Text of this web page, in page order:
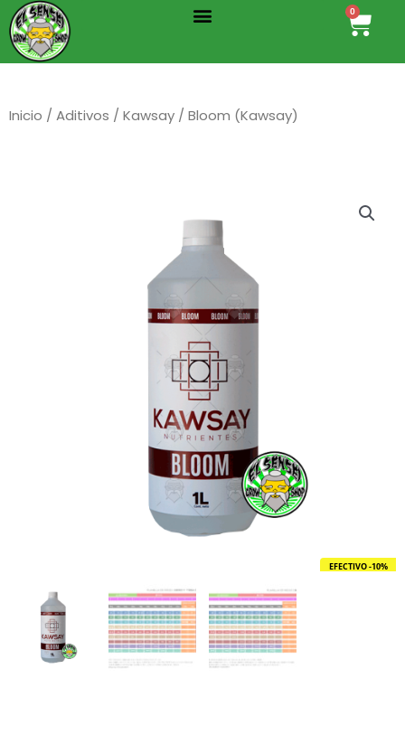
al
contenido
Menu 0
Cart
Inicio / Aditivos / Kawsay / Bloom (Kawsay)
EFECTIVO -10%